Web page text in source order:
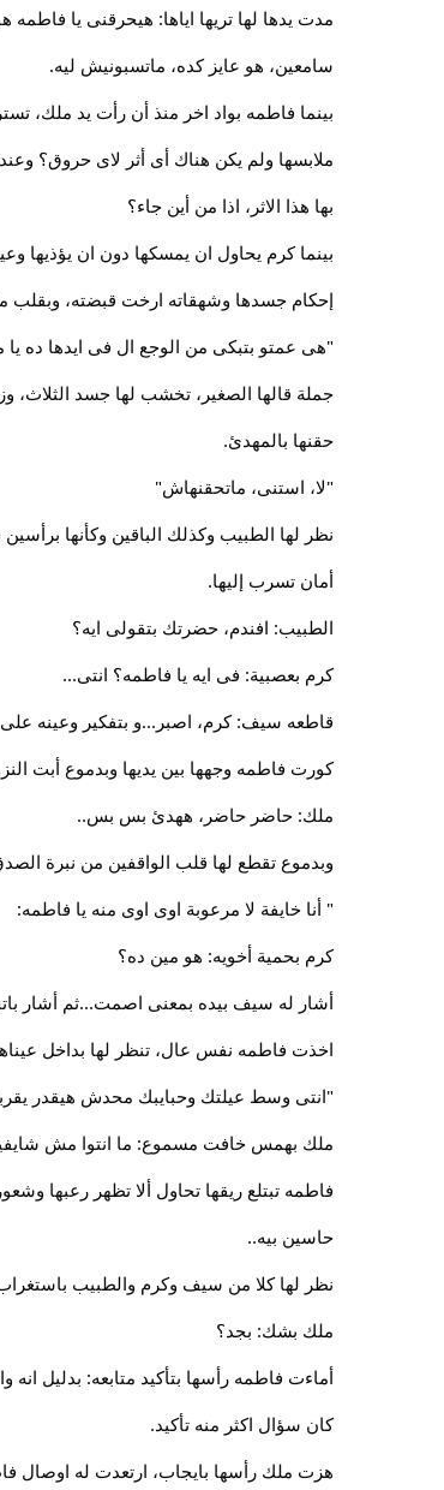
مدت يدها لها تريها اياها: هيحرقنى يا فاطمه
سامعين، هو عايز كده، ماتسبونيش ليه.
بينما فاطمه بواد اخر منذ أن رأت يد ملك،
ملابسها ولم يكن هناك أى أثر لاى حروق؟
بها هذا الاثر، اذا من أين جاء؟
بينما كرم يحاول ان يمسكها دون ان يؤذيها
إحكام جسدها وشهقاته ارخت قبضته، وبقلب
"هى عمتو بتبكى من الوجع ال فى ايدها ده
جملة قالها الصغير، تخشب لها جسد الثلاث،
حقنها بالمهدئ.
"لا، استنى، ماتحقنهاش"
نظر لها الطبيب وكذلك الباقين وكأنها
أمان تسرب إليها.
الطبيب: افندم، حضرتك بتقولى ايه؟
كرم بعصبية: فى ايه يا فاطمه؟ انتى...
قاطعه سيف: كرم، اصبر...و بتفكير وعينه على
كورت فاطمه وجهها بين يديها وبدموع أبت
ملك: حاضر حاضر، ههدئ بس بس..
وبدموع تقطع لها قلب الواقفين من نبرة
" أنا خايفة لا مرعوبة اوى اوى منه يا فاطمه:
كرم بحمية أخويه: هو مين ده؟
أشار له سيف بيده بمعنى اصمت...ثم أشار
اخذت فاطمه نفس عال، تنظر لها بداخل
"انتى وسط عيلتك وحبايبك محدش هيقدر
ملك بهمس خافت مسموع: ما انتوا مش
فاطمه تبتلع ريقها تحاول ألا تظهر رعبها
حاسين بيه..
نظر لها كلا من سيف وكرم والطبيب
ملك بشك: بجد؟
أماءت فاطمه رأسها بتأكيد متابعه: بدليل
كان سؤال اكثر منه تأكيد.
هزت ملك رأسها بايجاب، ارتعدت له اوصال